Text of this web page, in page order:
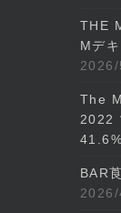
THE
Mデ
The
2022
41.6%
BAR